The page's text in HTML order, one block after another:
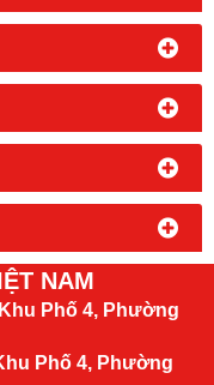
NAM
Phố 4, Phường
Phố 4, Phường